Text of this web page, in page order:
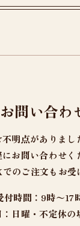
お問い合わ
不明点がありまし
お問い合わせく
のご注文もお受
付時間：9時〜17
日曜・不定休の